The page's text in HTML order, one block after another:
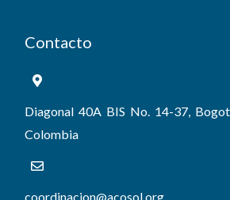
Contacto
Diagonal 40A BIS No. 14-37,
Colombia
coordinacion@acosol.org